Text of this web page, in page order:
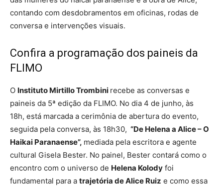
contando com desdobramentos em oficinas, rodas de
conversa e intervenções visuais.
Confira a programação dos paineis da
FLIMO
O Instituto Mirtillo Trombini recebe as conversas e
paineis da 5ª edição da FLIMO. No dia 4 de junho, às
18h, está marcada a cerimônia de abertura do evento,
seguida pela conversa, às 18h30, “De Helena a Alice – O
Haikai Paranaense”, mediada pela escritora e agente
cultural Gisela Bester. No painel, Bester contará como o
encontro com o universo de Helena Kolody foi
fundamental para a trajetória de Alice Ruiz e como essa